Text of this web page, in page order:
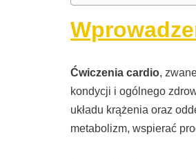
Ćwiczenia cardio,
kondycji i ogólnego
układu krążenia oraz
metabolizm, wspierać